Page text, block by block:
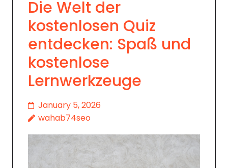
Die Welt der
kostenlosen Quiz
entdecken: Spaß und
kostenlose
Lernwerkzeuge
January 5, 2026
wahab74seo